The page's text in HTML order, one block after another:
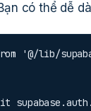
có thể dễ
'@/lib/